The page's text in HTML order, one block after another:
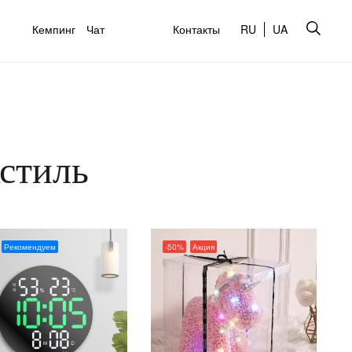
Кемпинг Чат Контакты RU UA
Рекомендуем -50% Акция